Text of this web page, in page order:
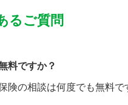
るご質問
料ですか？
険の相談は何度でも無料で